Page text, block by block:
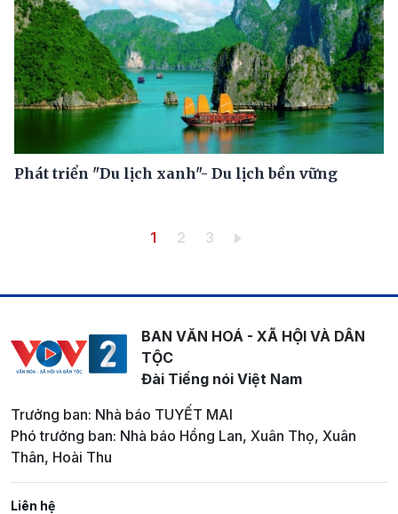
Phát triển "Du lịch xanh"- Du lịch bền vững
Trang hiện thời
1 Trang
2 Trang
3
BAN VĂN HOÁ - XÃ HỘI VÀ DÂN
TỘC
Đài Tiếng nói Việt Nam
Trưởng ban: Nhà báo TUYẾT MAI
Phó trưởng ban: Nhà báo Hồng Lan, Xuân Thọ, Xuân
Thân, Hoài Thu
Liên hệ